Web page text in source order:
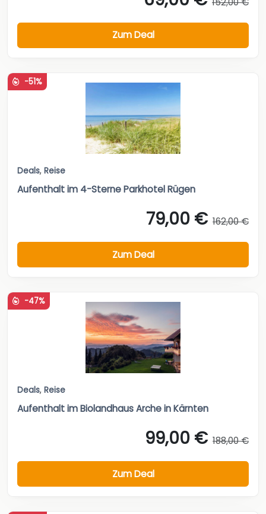
Zum Deal
-51%
Deals, Reise
Aufenthalt im 4-Sterne Parkhotel Rügen
79,00 € 162,00 €
Zum Deal
-47%
Deals, Reise
Aufenthalt im Biolandhaus Arche in Kärnten
99,00 € 188,00 €
Zum Deal